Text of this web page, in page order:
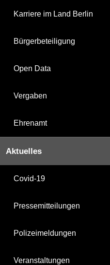
Karriere im Land Berlin
Bürgerbeteiligung
Open Data
Vergaben
Ehrenamt
Aktuelles
Covid-19
Pressemitteilungen
Polizeimeldungen
Veranstaltungen